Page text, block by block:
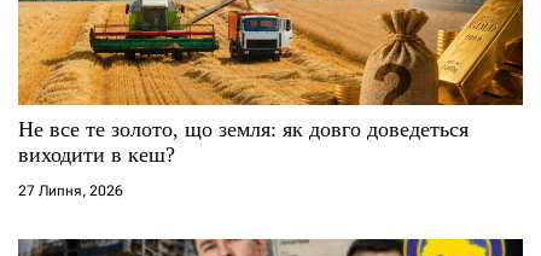
Не все те золото, що земля: як довго доведеться
виходити в кеш?
27 Липня, 2026